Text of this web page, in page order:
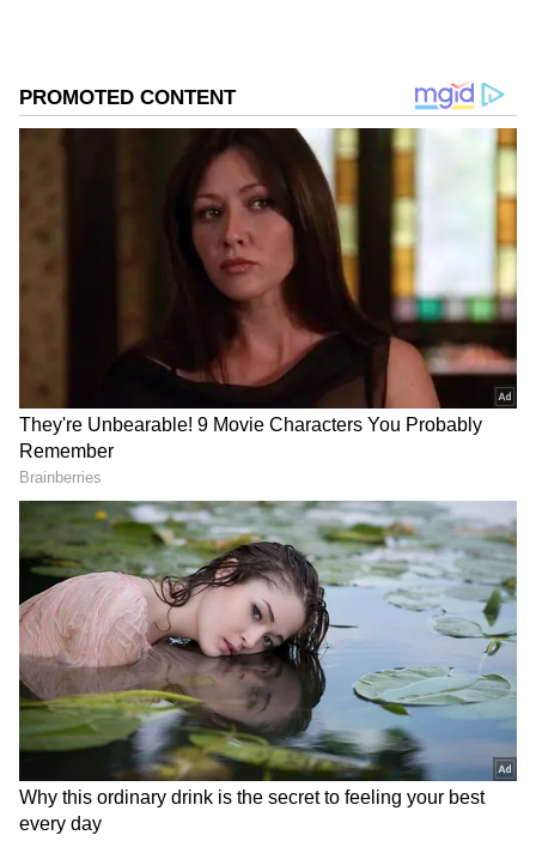
ఎక్కువ, అలాగే స్పీడ్ 97 ధర అన్నింటికంటే చాలా ఎక్కువ.
గూగుల్‌లో ఆసక్తికరమైన సమాచారం కోసం ఏసియానెట్ తెలుగు
ను మీ ఫ్రిఫర్డ్ సోర్స్ గా ఎంచుకోండి
4